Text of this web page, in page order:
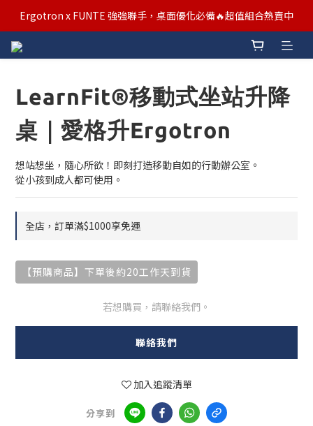
汰舊/升級補助優惠熱烈進行中！符合資格者歡迎申請購物金補助
Ergotron x FUNTE 強強聯手，桌面優化必備🔥超值組合熱賣中
汰舊/升級補助優惠熱烈進行中！符合資格者歡迎申請購物金補助
LearnFit®移動式坐站升降
桌｜愛格升Ergotron
想站想坐，隨心所欲！即刻打造移動自如的行動辦公室。
從小孩到成人都可使用。
全店，訂單滿$1000享免運
【預購商品】下單後約20工作天到貨
若想購買，請聯絡我們。
聯絡我們
加入追蹤清單
分享到